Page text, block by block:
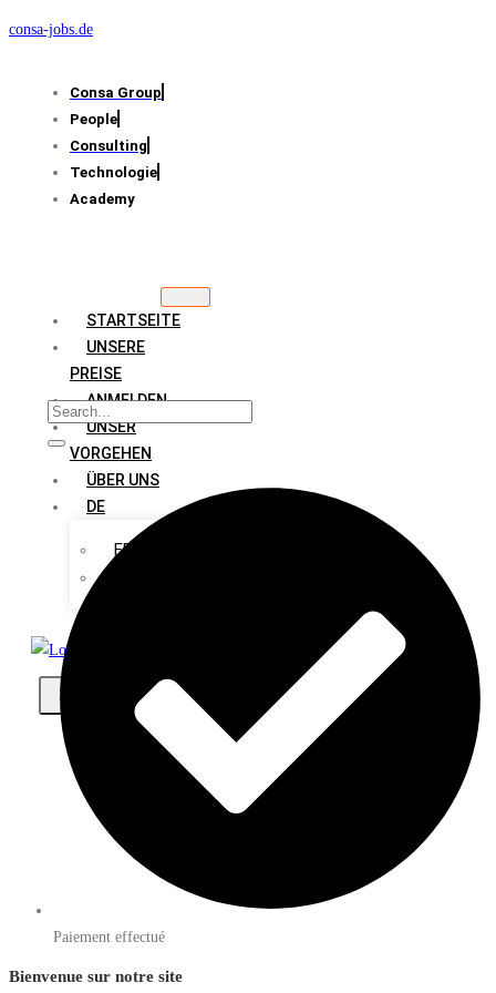
consa-jobs.de
Consa Group
People
Consulting
Technologie
Academy
STARTSEITE
UNSERE
PREISE
ANMELDEN
UNSER
VORGEHEN
ÜBER UNS
DE
FR
X
Paiement effectué
Bienvenue sur notre site